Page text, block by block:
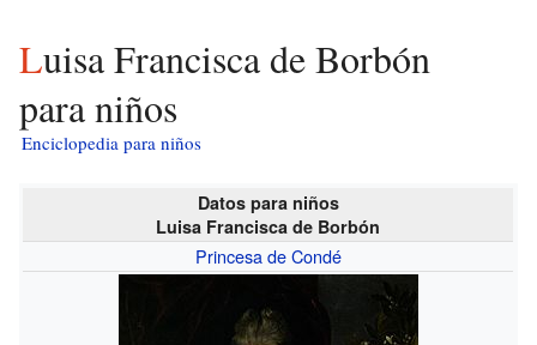
Luisa Francisca de Borbón
para niños
Enciclopedia para niños
Datos para niños
Luisa Francisca de Borbón
Princesa de Condé